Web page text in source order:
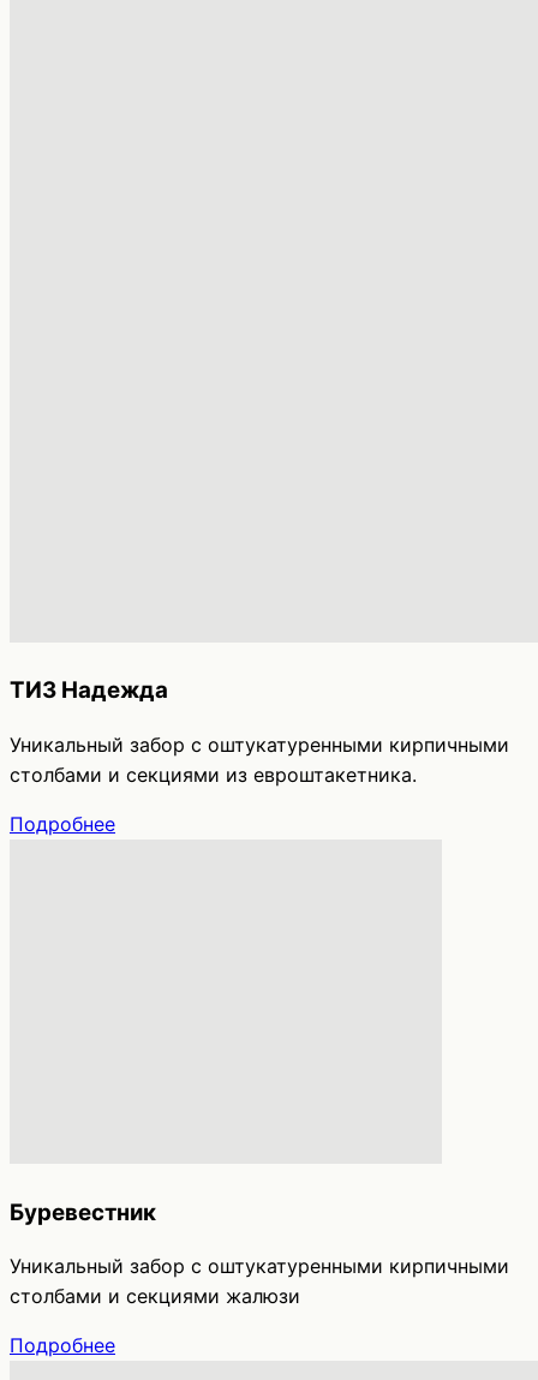
ТИЗ Надежда
Уникальный забор с оштукатуренными кирпичными
столбами и секциями из евроштакетника.
Подробнее
Буревестник
Уникальный забор с оштукатуренными кирпичными
столбами и секциями жалюзи
Подробнее